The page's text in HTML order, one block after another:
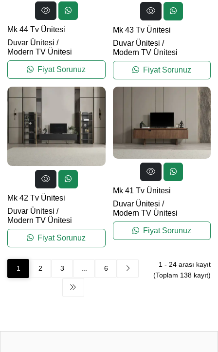
Mk 44 Tv Ünitesi
Duvar Ünitesi /
Modern TV Ünitesi
Fiyat Sorunuz
Mk 43 Tv Ünitesi
Duvar Ünitesi /
Modern TV Ünitesi
Fiyat Sorunuz
Mk 42 Tv Ünitesi
Duvar Ünitesi /
Modern TV Ünitesi
Fiyat Sorunuz
Mk 41 Tv Ünitesi
Duvar Ünitesi /
Modern TV Ünitesi
Fiyat Sorunuz
1 2 3 ... 6
1 - 24arası kayıt
(Toplam 138kayıt)